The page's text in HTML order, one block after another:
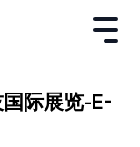
际展览-E-